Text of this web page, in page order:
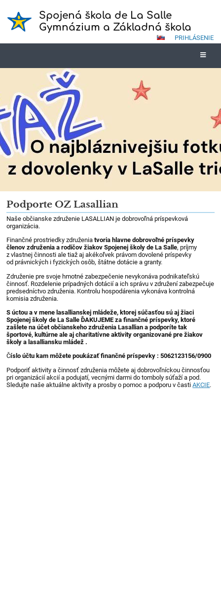
Spojená škola de La Salle
Gymnázium a Základná škola
PRIHLÁSENIE
Podporte
nás
Podporte OZ Lasallian
Naše občianske združenie LASALLIAN je dobrovoľná príspevková
organizácia.
Finančné prostriedky združeniatvoria hlavne dobrovoľné príspevky
členov združenia a rodičov žiakov Spojenej školy de La Salle, príjmy
z vlastnej činnosti ale tiaž aj akékoľvek právom dovolené príspevky
od právnických i fyzických osôb, štátne dotácie a granty.
Združenie pre svoje hmotné zabezpečenie nevykonáva podnikateľskú
činnosť. Rozdelenie prípadných dotácií a ich správu v združení zabezpečuje
predsedníctvo združenia. Kontrolu hospodárenia vykonáva kontrolná
komisia združenia.
S úctou a v mene lasallianskej mládeže, ktorej súčasťou sú aj žiaci
Spojenej školy de La Salle ĎAKUJEME za finančné príspevky, ktoré
zašlete na účet občianskeho združenia Lasallian a podporíte tak
športové, kultúrne ale aj charitatívne aktivity organizované pre žiakov
školy a lasalliansku mládež .
Číslo účtu kam môžete poukázať finančné príspevky : 5062123156/0900
Podporiť aktivity a činnosť združenia môžete aj dobrovoľníckou činnosťou
pri organizácií akcií a podujatí, vecnými darmi do tomboly súťaží a pod.
Sledujte naše aktuálne aktivity a prosby o pomoc a podporu v častiAKCIE.